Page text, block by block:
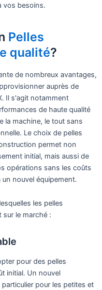
vos besoins.
Pelles
qualité?
de nombreux avantages,
auprès de
Il s'agit notamment
de haute qualité
la machine, le tout sans
Le choix de pelles
permet non
initial, mais aussi de
opérations sans les coûts
nouvel équipement.
les pelles
le marché :
pour des pelles
initial. Un nouvel
pour les petites et